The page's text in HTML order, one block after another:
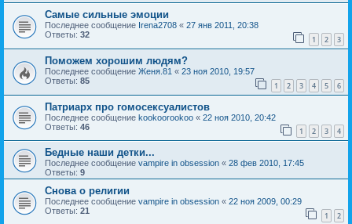
Самые сильные эмоции
Последнее сообщение Irena2708 « 27 янв 2011, 20:38
Ответы: 32 1 2 3
Поможем хорошим людям?
Последнее сообщение Женя.81 « 23 ноя 2010, 19:57
Ответы: 85 1 2 3 4 5 6
Патриарх про гомосексуалистов
Последнее сообщение kookoorookoo « 22 ноя 2010, 20:42
Ответы: 46 1 2 3 4
Бедные наши детки...
Последнее сообщение vampire in obsession « 28 фев 2010, 17:45
Ответы: 9
Снова о религии
Последнее сообщение vampire in obsession « 22 ноя 2009, 00:29
Ответы: 21 1 2